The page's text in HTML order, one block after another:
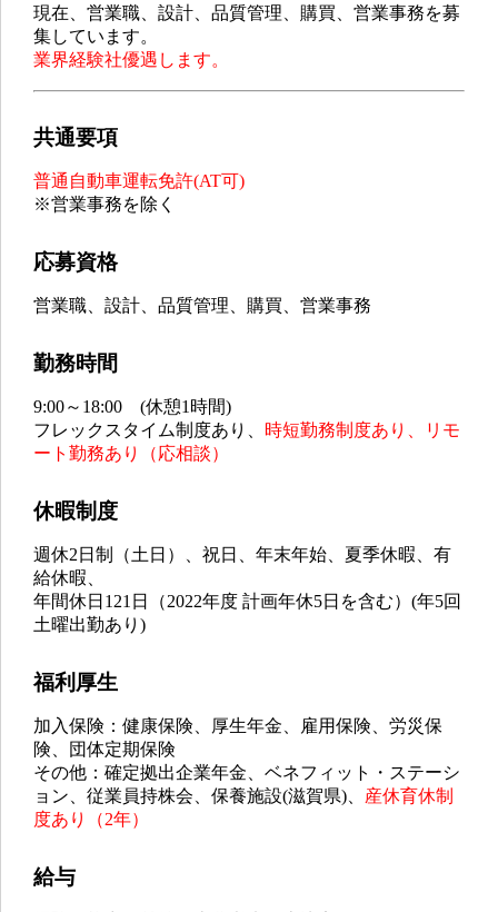
現在、営業職、設計、品質管理、購買、営業事務を募
集しています。
業界経験社優遇します。
共通要項
普通自動車運転免許(AT可)
※営業事務を除く
応募資格
営業職、設計、品質管理、購買、営業事務
勤務時間
9:00～18:00 (休憩1時間)
フレックスタイム制度あり、 時短勤務制度あり、リモ
ート勤務あり（応相談）
休暇制度
週休2日制（土日）、祝日、年末年始、夏季休暇、有
給休暇、
年間休日121日（2022年度 計画年休5日を含む）(年5回
土曜出勤あり)
福利厚生
加入保険：健康保険、厚生年金、雇用保険、労災保
険、団体定期保険
その他：確定拠出企業年金、ベネフィット・ステーシ
ョン、従業員持株会、保養施設(滋賀県)、 産休育休制
度あり（2年）
給与